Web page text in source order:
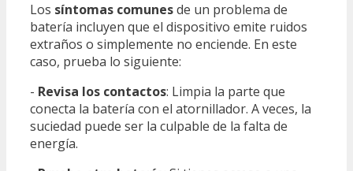
Los síntomas comunesde un problema de
batería incluyen que el dispositivo emite ruidos
extraños o simplemente no enciende. En este
caso, prueba lo siguiente:
- Revisa los contactos: Limpia la parte que
conecta la batería con el atornillador. A veces, la
suciedad puede ser la culpable de la falta de
energía.